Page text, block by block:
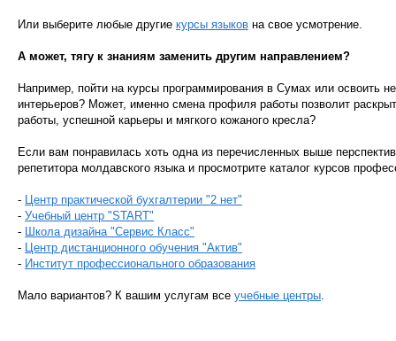
Или выберите любые другие курсы языков на свое усмотрение.
А может, тягу к знаниям заменить другим направлением?
Например, пойти на курсы программирования в Сумах или освоить
интерьеров? Может, именно смена профиля работы позволит
работы, успешной карьеры и мягкого кожаного кресла?
Если вам понравилась хоть одна из перечисленных выше
репетитора молдавского языка и просмотрите каталог курсов
-
Центр практической бухгалтерии "2 нет"
- Учебный центр "START"
-
Школа дизайна "Сервис Класс"
-
Центр дистанционного обучения "Актив"
- Институт профессионального образования
Мало вариантов? К вашим услугам все учебные центры